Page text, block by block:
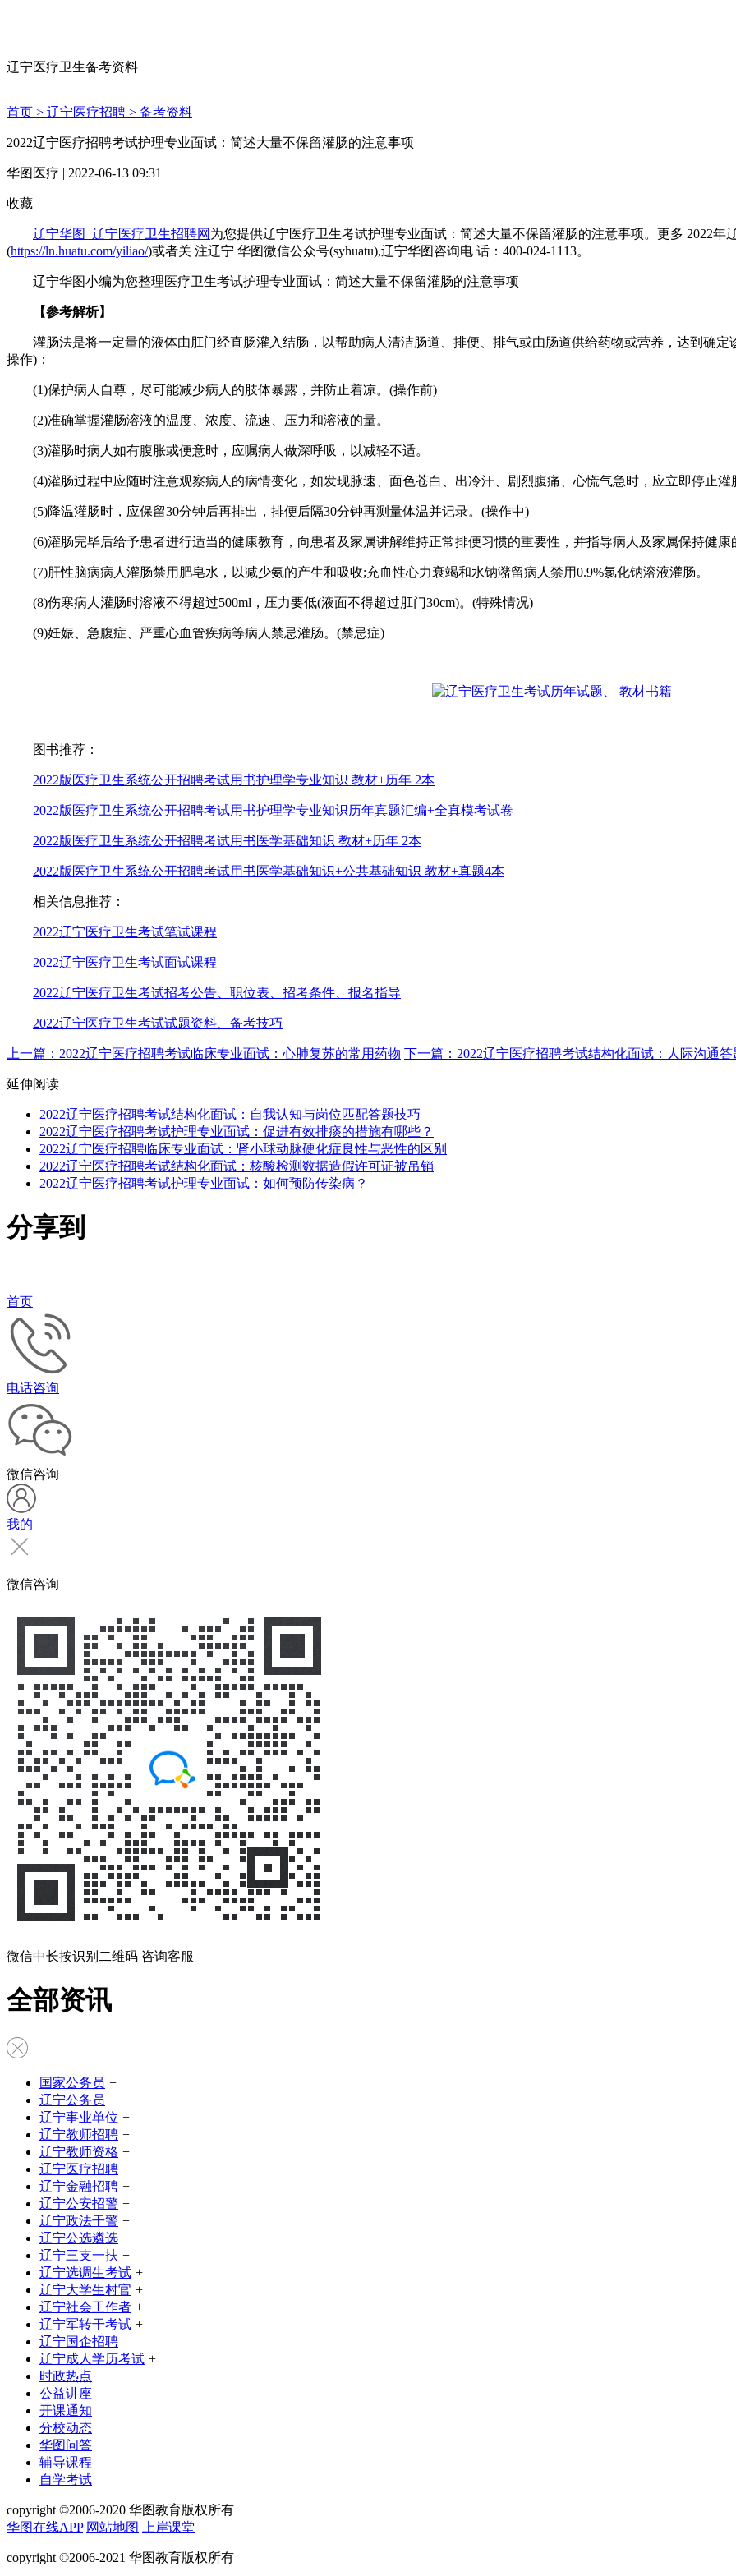
辽宁医疗卫生备考资料
首页 > 辽宁医疗招聘 > 备考资料
2022辽宁医疗招聘考试护理专业面试：简述大量不保留灌肠的注意事项
华图医疗 | 2022-06-13 09:31
收藏
辽宁华图_辽宁医疗卫生招聘网 为您提供辽宁医疗卫生考试护理专业面试：简述大量不保留灌肠的注意事项。更多 2022
(https://ln.huatu.com/yiliao/)或者关 注辽宁 华图微信公众号(syhuatu),辽宁华图咨询电 话：400-024-1113。
辽宁华图小编为您整理医疗卫生考试护理专业面试：简述大量不保留灌肠的注意事项
【参考解析】
灌肠法是将一定量的液体由肛门经直肠灌入结肠，以帮助病人清洁肠道、排便、排气或由肠道供给药物或营养，达到确定
操作)：
(1)保护病人自尊，尽可能减少病人的肢体暴露，并防止着凉。(操作前)
(2)准确掌握灌肠溶液的温度、浓度、流速、压力和溶液的量。
(3)灌肠时病人如有腹胀或便意时，应嘱病人做深呼吸，以减轻不适。
(4)灌肠过程中应随时注意观察病人的病情变化，如发现脉速、面色苍白、出冷汗、剧烈腹痛、心慌气急时，应立即停止灌
(5)降温灌肠时，应保留30分钟后再排出，排便后隔30分钟再测量体温并记录。(操作中)
(6)灌肠完毕后给予患者进行适当的健康教育，向患者及家属讲解维持正常排便习惯的重要性，并指导病人及家属保持健康
(7)肝性脑病病人灌肠禁用肥皂水，以减少氨的产生和吸收;充血性心力衰竭和水钠潴留病人禁用0.9%氯化钠溶液灌肠。
(8)伤寒病人灌肠时溶液不得超过500ml，压力要低(液面不得超过肛门30cm)。(特殊情况)
(9)妊娠、急腹症、严重心血管疾病等病人禁忌灌肠。(禁忌症)
图书推荐：
2022版医疗卫生系统公开招聘考试用书护理学专业知识 教材+历年 2本
2022版医疗卫生系统公开招聘考试用书护理学专业知识历年真题汇编+全真模考试卷
2022版医疗卫生系统公开招聘考试用书医学基础知识 教材+历年 2本
2022版医疗卫生系统公开招聘考试用书医学基础知识+公共基础知识 教材+真题4本
相关信息推荐：
2022辽宁医疗卫生考试笔试课程
2022辽宁医疗卫生考试面试课程
2022辽宁医疗卫生考试招考公告、职位表、 招考条件、报名指导
2022辽宁医疗卫生考试试题资料、 备考技巧
上一篇：2022辽宁医疗招聘考试临床专业面试：心肺复苏的常用药物 下一篇：2022辽宁医疗招聘考试结构化面试：人际沟通答
延伸阅读
2022辽宁医疗招聘考试结构化面试：自我认知与岗位匹配答题技巧
2022辽宁医疗招聘考试护理专业面试：促进有效排痰的措施有哪些？
2022辽宁医疗招聘临床专业面试：肾小球动脉硬化症良性与恶性的区别
2022辽宁医疗招聘考试结构化面试：核酸检测数据造假许可证被吊销
2022辽宁医疗招聘考试护理专业面试：如何预防传染病？
分享到
首页
电话咨询
微信咨询
我的
微信咨询
微信中长按识别二维码 咨询客服
全部资讯
国家公务员 +
辽宁公务员 +
辽宁事业单位 +
辽宁教师招聘 +
辽宁教师资格 +
辽宁医疗招聘 +
辽宁金融招聘 +
辽宁公安招警 +
辽宁政法干警 +
辽宁公选遴选 +
辽宁三支一扶 +
辽宁选调生考试 +
辽宁大学生村官 +
辽宁社会工作者 +
辽宁军转干考试 +
辽宁国企招聘
辽宁成人学历考试 +
时政热点
公益讲座
开课通知
分校动态
华图问答
辅导课程
自学考试
copyright ©2006-2020 华图教育版权所有
华图在线APP 网站地图 上岸课堂
copyright ©2006-2021 华图教育版权所有